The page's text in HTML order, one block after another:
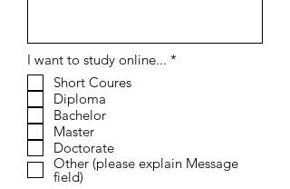
I want to study online... *
Short Coures
Diploma
Bachelor
Master
Doctorate
Other (please explain Message
field)